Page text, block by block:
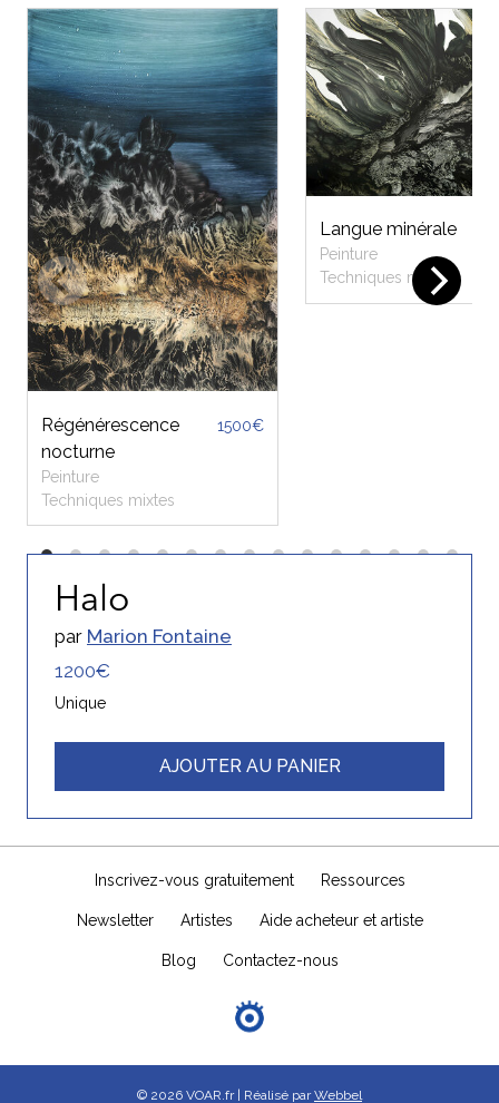
Régénérescence
nocturne
Peinture
Techniques mixtes
1500€
Langue minérale
Peinture
Techniques mixtes
Halo
par Marion Fontaine
1200€
Unique
AJOUTER AU PANIER
Inscrivez-vous gratuitement Ressources
Newsletter Artistes Aide acheteur et artiste
Blog Contactez-nous
© 2026 VOAR.fr | Réalisé parWebbel